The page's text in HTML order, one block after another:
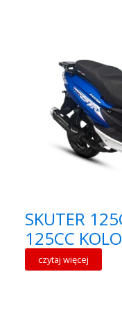
SKUTER
125CC
czytaj więcej